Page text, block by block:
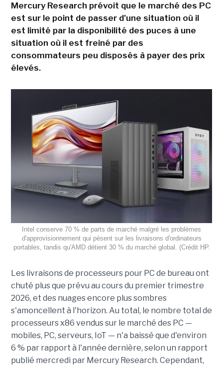
Mercury Research prévoit que le marché des PC
est sur le point de passer d'une situation où il
est limité par la disponibilité des puces à une
situation où il est freiné par des
consommateurs peu disposés à payer des prix
élevés.
Intel conserve 70 % de parts de marché malgré les problèmes
d'approvisionnement qui pèsent sur les livraisons d'ordinateurs
portables, tandis qu'AMD détient 30 % du marché global. (Crédit HP.
Les livraisons de processeurs pour PC de bureau ont
chuté plus que prévu au cours du premier trimestre
2026, et des nuages encore plus sombres
s'amoncellent à l'horizon. Au total, le nombre total de
processeurs x86 vendus sur le marché des PC —
mobiles, PC, serveurs, IoT — n'a baissé que d'environ
6 % par rapport à l'année dernière, selon un rapport
publié mercredi par Mercury Research. Cependant,